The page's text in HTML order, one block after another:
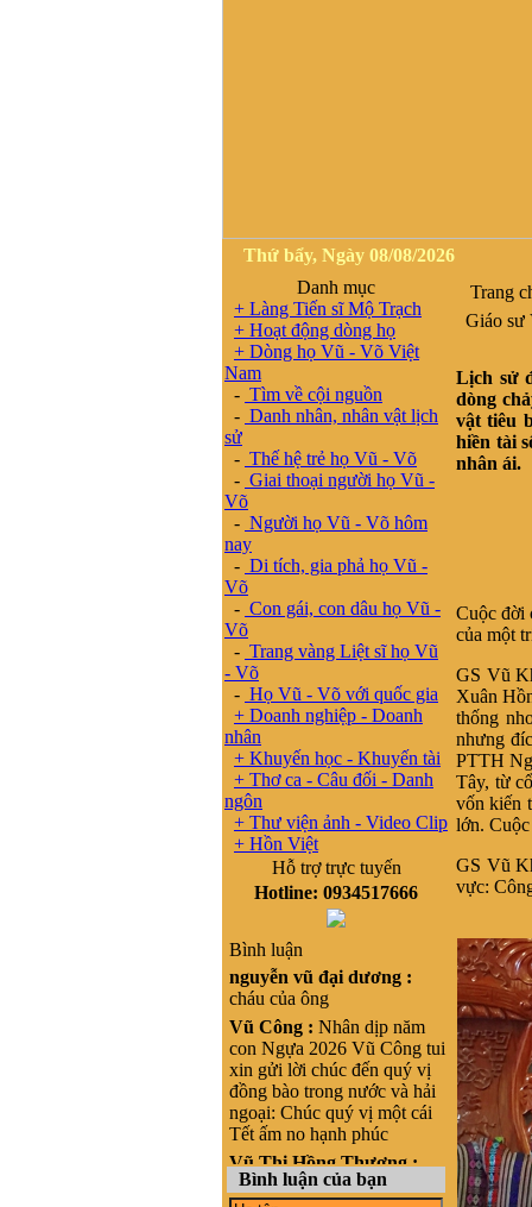
Thứ bẩy, Ngày 08/08/2026
Danh mục
+ Làng Tiến sĩ Mộ Trạch
+ Hoạt động dòng họ
+ Dòng họ Vũ - Võ Việt
Nam
- Tìm về cội nguồn
- Danh nhân, nhân vật lịch
sử
- Thế hệ trẻ họ Vũ - Võ
- Giai thoại người họ Vũ -
Võ
- Người họ Vũ - Võ hôm
nay
- Di tích, gia phả họ Vũ -
Võ
- Con gái, con dâu họ Vũ -
Võ
- Trang vàng Liệt sĩ họ Vũ
- Võ
- Họ Vũ - Võ với quốc gia
+ Doanh nghiệp - Doanh
nhân
+ Khuyến học - Khuyến tài
+ Thơ ca - Câu đối - Danh
ngôn
+ Thư viện ảnh - Video Clip
+ Hồn Việt
Hỗ trợ trực tuyến
Hotline: 0934517666
Bình luận
nguyễn vũ đại dương :
cháu của ông
Vũ Công : Nhân dịp năm
con Ngựa 2026 Vũ Công tui
xin gửi lời chúc đến quý vị
đồng bào trong nước và hải
ngoại: Chúc quý vị một cái
Tết ấm no hạnh phúc
Vũ Thị Hồng Thương :
Xin chào, cháu là Vũ Thị
Bình luận của bạn
Trang
Giáo sư
Lịch sử
dòng
vật tiêu
hiền tài
nhân ái.
Cuộc đời
của một
GS Vũ
Xuân
thống
nhưng
PTTH
Tây, từ
vốn kiến
lớn.
GS Vũ
vực: